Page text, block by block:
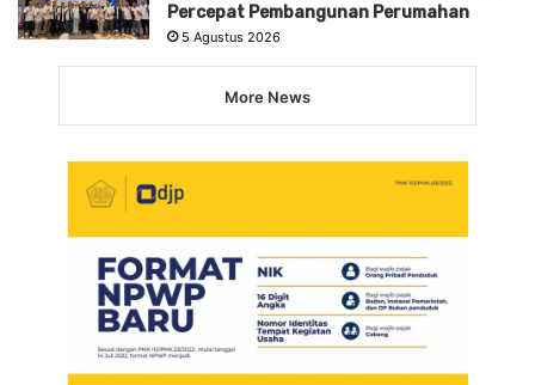
Percepat Pembangunan Perumahan
5 Agustus 2026
More News